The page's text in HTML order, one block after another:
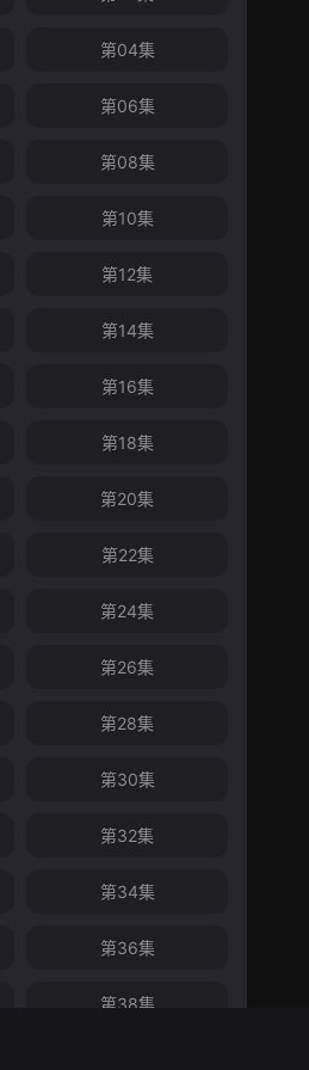
第04集
第06集
第08集
第10集
第12集
第14集
第16集
第18集
第20集
第22集
第24集
第26集
第28集
第30集
第32集
第34集
第36集
第38集